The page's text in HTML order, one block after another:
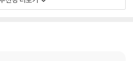
스터하기
하기
와 학습법]
습니다. 4~6주마다 복습하는 주나 복습하
켰습니다. 어떤 아이든 자신에게 맞는 암기
떨었다. 그리고 행복이의 영어거부감을 낮추
께 읽거나, 아이가 한국어 책을 읽을 때 옆
던 것인지에 대해 알게 되었습니다. 그들은
부터 자연스럽게 영어를 받아들이는 아이